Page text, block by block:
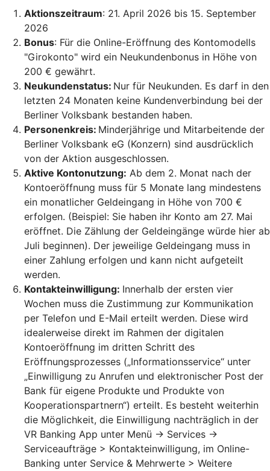
Aktionszeitraum: 21. April 2026 bis 15. September
2026
Bonus: Für die Online-Eröffnung des Kontomodells
"Girokonto" wird ein Neukundenbonus in Höhe von
200 € gewährt.
Neukundenstatus: Nur für Neukunden. Es darf in den
letzten 24 Monaten keine Kundenverbindung bei der
Berliner Volksbank bestanden haben.
Personenkreis: Minderjährige und Mitarbeitende der
Berliner Volksbank eG (Konzern) sind ausdrücklich
von der Aktion ausgeschlossen.
Aktive Kontonutzung: Ab dem 2. Monat nach der
Kontoeröffnung muss für 5 Monate lang mindestens
ein monatlicher Geldeingang in Höhe von 700 €
erfolgen. (Beispiel: Sie haben ihr Konto am 27. Mai
eröffnet. Die Zählung der Geldeingänge würde hier ab
Juli beginnen). Der jeweilige Geldeingang muss in
einer Zahlung erfolgen und kann nicht aufgeteilt
werden.
Kontakteinwilligung: Innerhalb der ersten vier
Wochen muss die Zustimmung zur Kommunikation
per Telefon und E-Mail erteilt werden. Diese wird
idealerweise direkt im Rahmen der digitalen
Kontoeröffnung im dritten Schritt des
Eröffnungsprozesses („Informationsservice“ unter
„Einwilligung zu Anrufen und elektronischer Post der
Bank für eigene Produkte und Produkte von
Kooperationspartnern“) erteilt. Es besteht weiterhin
die Möglichkeit, die Einwilligung nachträglich in der
VR Banking App unter Menü -> Services ->
Serviceaufträge > Kontakteinwilligung, im Online-
Banking unter Service & Mehrwerte > Weitere